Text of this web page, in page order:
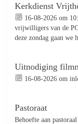
Kerkdienst
16-08-2026 om
vrijwilligers van de
deze zondag gaan
Uitnodiging
16-08-2026 om
Pastoraat
Behoefte aan